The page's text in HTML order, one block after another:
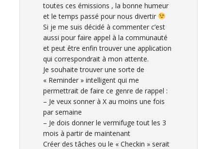
toutes ces émissions , la bonne humeur
et le temps passé pour nous divertir
Si je me suis décidé à commenter c’est
aussi pour faire appel à la communauté
et peut être enfin trouver une application
qui correspondrait à mon attente.
Je souhaite trouver une sorte de
« Reminder » intelligent qui me
permettrait de faire ce genre de rappel :
– Je veux sonner à X au moins une fois
par semaine
– Je dois donner le vermifuge tout les 3
mois à partir de maintenant
Créer des tâches ou le « Checkin » serait